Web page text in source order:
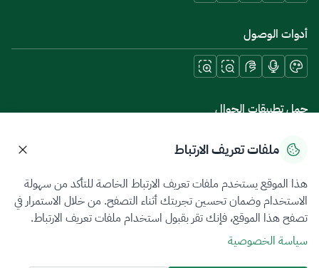
أدوات الوصول
حمل تطبيقات الجوال
سياسة الخصوصيةشروط الاستخدامخريطة الموقع
جميع الحقوق محفوظة 2026 © ZATCA.GOV.SA
تم تطويره وصيانته بواسطة هيئة الزكاة والضريبة والجمارك
ملفات تعريف الارتباط
هذا الموقع يستخدم ملفات تعريف الارتباط الخاصة للتأكد من سهولة
الاستخدام وضمان تحسين تجربتك أثناء التصفح. من خلال الاستمرار في
تصفح هذا الموقع، فإنك تقر بقبول استخدام ملفات تعريف الارتباط.
سياسة الخصوصية